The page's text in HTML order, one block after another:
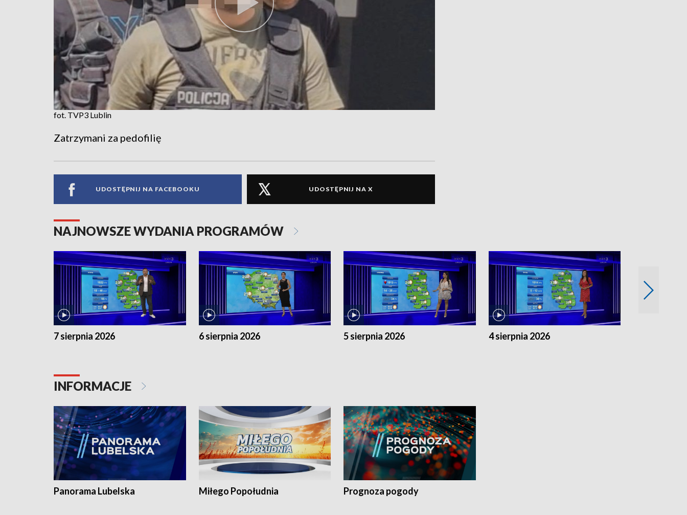
fot. TVP3 Lublin
Zatrzymani za pedofilię
UDOSTĘPNIJ NA FACEBOOKU UDOSTĘPNIJ NA X
NAJNOWSZE WYDANIA PROGRAMÓW
7 sierpnia 2026 6 sierpnia 2026 5 sierpnia 2026 4 sierpnia 2026
INFORMACJE
Panorama Lubelska Miłego Popołudnia Prognoza pogody